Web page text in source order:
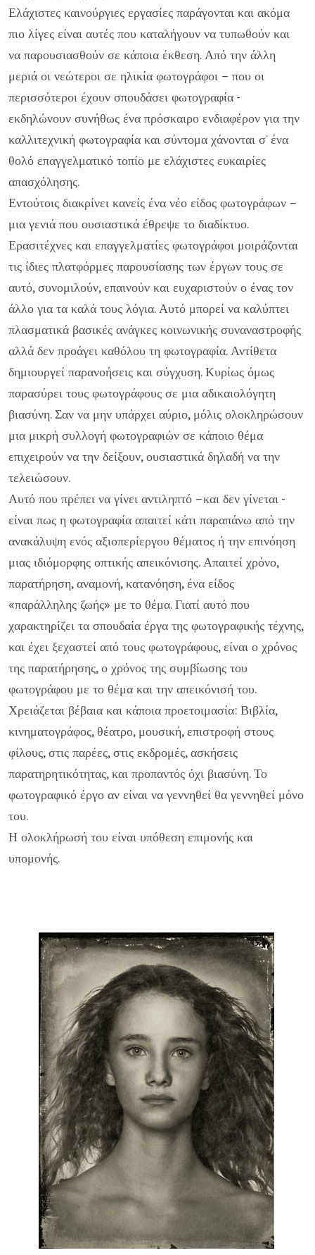
Ελάχιστες καινούργιες εργασίες παράγονται και ακόμα
πιο λίγες είναι αυτές που καταλήγουν να τυπωθούν και
να παρουσιασθούν σε κάποια έκθεση. Από την άλλη
μεριά οι νεώτεροι σε ηλικία φωτογράφοι – που οι
περισσότεροι έχουν σπουδάσει φωτογραφία -
εκδηλώνουν συνήθως ένα πρόσκαιρο ενδιαφέρον για την
καλλιτεχνική φωτογραφία και σύντομα χάνονται σ’ ένα
θολό επαγγελματικό τοπίο με ελάχιστες ευκαιρίες
απασχόλησης.
Εντούτοις διακρίνει κανείς ένα νέο είδος φωτογράφων –
μια γενιά που ουσιαστικά έθρεψε το διαδίκτυο.
Ερασιτέχνες και επαγγελματίες φωτογράφοι μοιράζονται
τις ίδιες πλατφόρμες παρουσίασης των έργων τους σε
αυτό, συνομιλούν, επαινούν και ευχαριστούν ο ένας τον
άλλο για τα καλά τους λόγια. Αυτό μπορεί να καλύπτει
πλασματικά βασικές ανάγκες κοινωνικής συναναστροφής
αλλά δεν προάγει καθόλου τη φωτογραφία. Αντίθετα
δημιουργεί παρανοήσεις και σύγχυση. Κυρίως όμως
παρασύρει τους φωτογράφους σε μια αδικαιολόγητη
βιασύνη. Σαν να μην υπάρχει αύριο, μόλις ολοκληρώσουν
μια μικρή συλλογή φωτογραφιών σε κάποιο θέμα
επιχειρούν να την δείξουν, ουσιαστικά δηλαδή να την
τελειώσουν.
Αυτό που πρέπει να γίνει αντιληπτό –και δεν γίνεται -
είναι πως η φωτογραφία απαιτεί κάτι παραπάνω από την
ανακάλυψη ενός αξιοπερίεργου θέματος ή την επινόηση
μιας ιδιόμορφης οπτικής απεικόνισης. Απαιτεί χρόνο,
παρατήρηση, αναμονή, κατανόηση, ένα είδος
«παράλληλης ζωής» με το θέμα. Γιατί αυτό που
χαρακτηρίζει τα σπουδαία έργα της φωτογραφικής τέχνης,
και έχει ξεχαστεί από τους φωτογράφους, είναι ο χρόνος
της παρατήρησης, ο χρόνος της συμβίωσης του
φωτογράφου με το θέμα και την απεικόνισή του.
Χρειάζεται βέβαια και κάποια προετοιμασία: Βιβλία,
κινηματογράφος, θέατρο, μουσική, επιστροφή στους
φίλους, στις παρέες, στις εκδρομές, ασκήσεις
παρατηρητικότητας, και προπαντός όχι βιασύνη. Το
φωτογραφικό έργο αν είναι να γεννηθεί θα γεννηθεί μόνο
του.
Η ολοκλήρωσή του είναι υπόθεση επιμονής και
υπομονής.